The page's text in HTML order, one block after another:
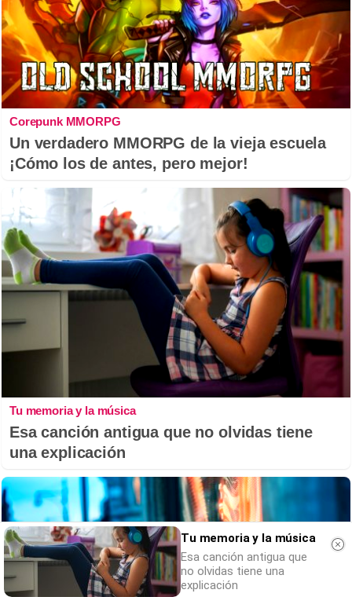
Corepunk MMORPG
Un verdadero MMORPG de la vieja escuela
¡Cómo los de antes, pero mejor!
Tu memoria y la música
Esa canción antigua que no olvidas tiene
una explicación
Tu memoria y la música
Esa canción antigua que
no olvidas tiene una
explicación